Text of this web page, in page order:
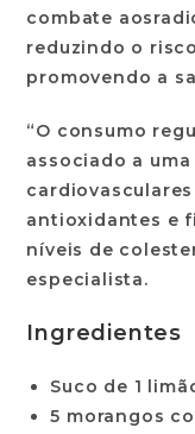
combate aos
reduzindo o
promovendo a
“O consumo
associado a
antioxidantes e
níveis de
especialista.
Ingredientes
Suco de 1
5 morangos